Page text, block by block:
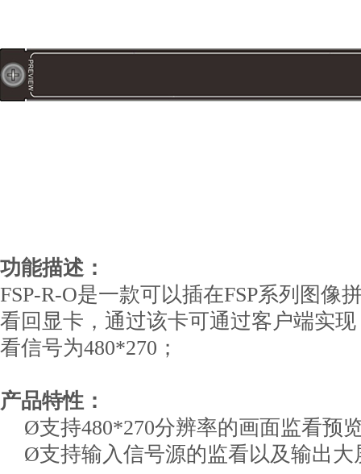
功能描述：
FSP-R-O是一款可以插在FSP系列图像
看回显卡，通过该卡可通过客户端实
看信号为480*270；
产品特性：
Ø支持480*270分辨率的画面监看预
Ø支持输入信号源的监看以及输出大